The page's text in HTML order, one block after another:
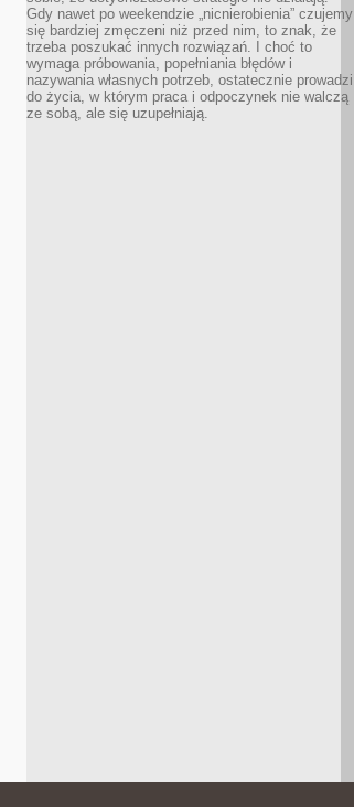
Gdy nawet po weekendzie „nicnierobienia” czujemy
się bardziej zmęczeni niż przed nim, to znak, że
trzeba poszukać innych rozwiązań. I choć to
wymaga próbowania, popełniania błędów i
nazywania własnych potrzeb, ostatecznie prowadzi
do życia, w którym praca i odpoczynek nie walczą
ze sobą, ale się uzupełniają.